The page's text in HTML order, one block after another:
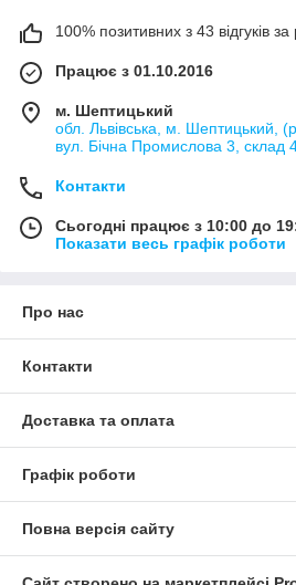
100% позитивних з 43 відгуків за
Працює з 01.10.2016
м. Шептицький
обл. Львівська, м. Шептицький,
вул. Бічна Промислова 3, склад
Контакти
Сьогодні працює з 10:00 до
Показати весь графік роботи
Про нас
Контакти
Доставка та оплата
Графік роботи
Повна версія сайту